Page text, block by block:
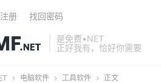
是免费•NET
正好我有，恰好你需要
册 找回密码
 电脑软件  工具软件  正文